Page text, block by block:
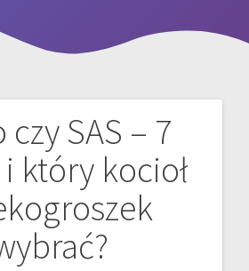
czy SAS – 7
który kocioł